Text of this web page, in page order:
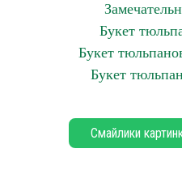
Букет
Букет
Букет
Смайлики